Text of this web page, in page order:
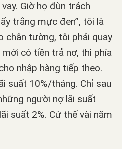
Giờ họ đùn trách
trắng mực đen”, tôi là
chân tường, tôi phải quay
có tiền trả nợ, thì phía
nhập hàng tiếp theo.
suất 10%/tháng. Chỉ sau
người nợ lãi suất
suất 2%. Cứ thế vài năm